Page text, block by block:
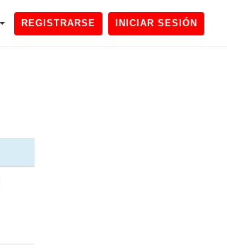
REGISTRARSE INICIAR SESIÓN